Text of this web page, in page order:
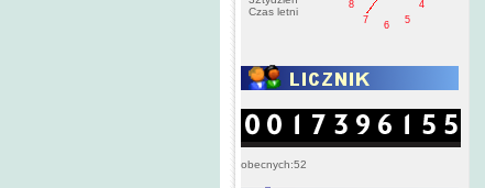
Czas letni
4
5
6
7
8
obecnych:52